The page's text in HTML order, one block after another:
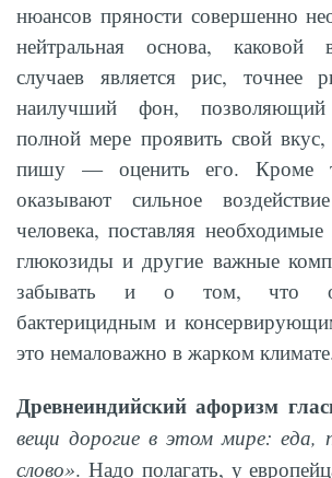
нюансов пряности совершенно
нейтральная основа, каковой
случаев является рис,
наилучший фон,
полной мере проявить свой
пишу — оценить его. Кроме
оказывают сильное
человека, поставляя
глюкозиды и другие важные
забывать и о том, что
бактерицидным и
это немаловажно в жарком
Древнеиндийский афоризм
вещи дорогие в этом мире: еда,
слово». Надо полагать, у